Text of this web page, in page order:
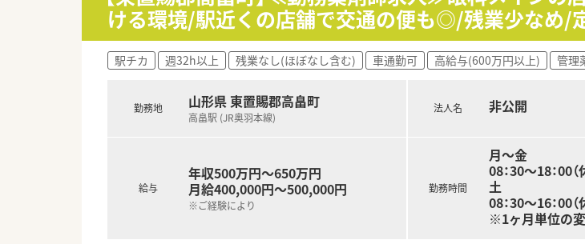
◆着実にキャリアアップ◆
現場から本部でキャリアチェンジする方もいれば、エリアマネージャー
人事考課制度は、自身で立てた目標に対してのフィードバックとなって
福島県に本社を構え、グループを合わせて196店舗展開しています。
主に東北・東日本エリアを中心に店舗を構えており、山形県内には24店
薬局以外にも医薬品卸、介護領域、保育園の運営など多岐にわたる経営を
『よろこばれて、よろこぶ』をコンセプトにしており、お客様からは
くりを行っています。
薬剤師の平均年齢は47歳で、新卒入社の方はほぼ100％の定着率を誇っ
ける環境/駅近くの店舗で交通の便も◎/残業少なめ/
駅チカ 週32h以上 残業なし(ほぼなし含む) 車通勤可 高給与(600万円以上) 管理
勤務地 山形県 東置賜郡高畠町
高畠駅 (JR奥羽本線)
給与
年収500万円～650万円
月給400,000円～500,000円
※ご経験により
法人名 非公開
勤務時間
月～金
08：30～18：00（
土
08：30～16：00（
※1ヶ月単位の